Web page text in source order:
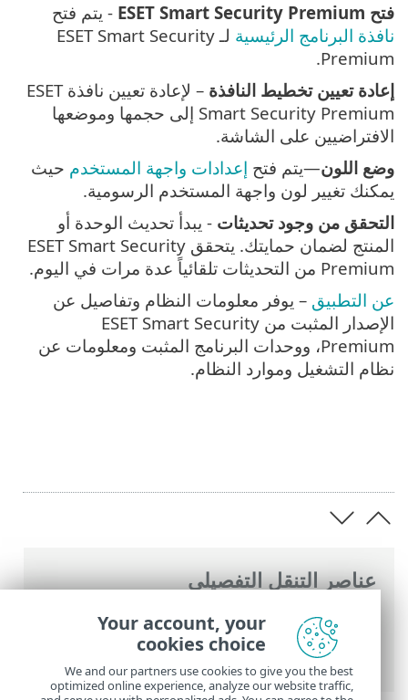
عناصر التنقل التفصيلي
تعليمات ESET عبر الإنترنت >
ESET Smart
Security Premium
>بدء الاستخدام
منطقة إعلامات Windows
فتح ESET Smart Security Premium
- يتم فتح
نافذة البرنامج الرئيسية
لـ ESET Smart Security
Premium.
إعادة تعيين تخطيط النافذة
– لإعادة تعيين نافذة ESET
Smart Security Premium إلى حجمها وموضعها
الافتراضيين على الشاشة.
وضع اللون—يتم فتح إعدادات واجهة المستخدم حيث
يمكنك تغيير لون واجهة المستخدم الرسومية.
التحقق من وجود تحديثات - يبدأ تحديث الوحدة أو
المنتج لضمان حمايتك. يتحقق ESET Smart Security
Premium من التحديثات تلقائياً عدة مرات في اليوم.
عن التطبيق – يوفر معلومات النظام وتفاصيل عن
الإصدار المثبت من ESET Smart Security
Premium، ووحدات البرنامج المثبت ومعلومات عن
نظام التشغيل وموارد النظام.
Your account, your
cookies choice
We and our partners use cookies to give you the best
optimized online experience, analyze our website traffic,